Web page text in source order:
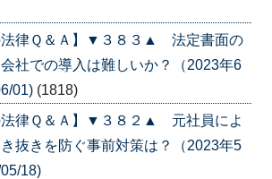
法律Ｑ＆Ａ】▼３８３▲ 法定書面の
社での導入は難しいか？（2023年6
01) (1818)
法律Ｑ＆Ａ】▼３８２▲ 元社員によ
抜きを防ぐ事前対策は？（2023年5
18)